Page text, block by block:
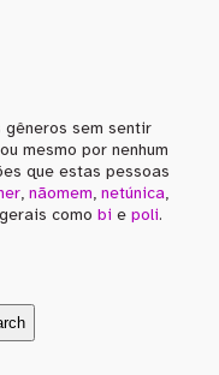
gêneros sem sentir
mesmo por nenhum
que estas pessoas
,nãomem,netúnica,
como bi epoli.